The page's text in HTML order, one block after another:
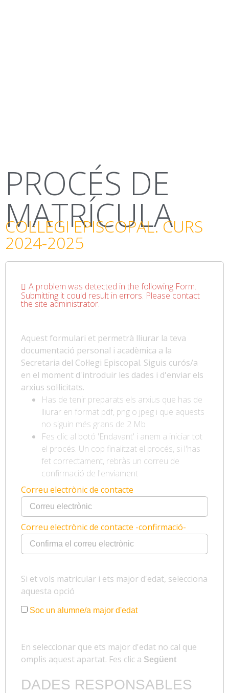
PROCÉS DE
MATRÍCULA
COL·LEGI EPISCOPAL. CURS
2024-2025
A problem was detected in the following Form.
Submitting it could result in errors. Please contact
the site administrator.
Aquest formulari et permetrà lliurar la teva
documentació personal i acadèmica a la
Secretaria del Col·legi Episcopal. Siguis curós/a
en el moment d'introduir les dades i d'enviar els
arxius sol·licitats.
Has de tenir preparats els arxius que has de
lliurar en format pdf, png o jpeg i que aquests
no siguin més grans de 2 Mb
Fes clic al botó 'Endavant' i anem a iniciar tot
el procés. Un cop finalitzat el procés, si l'has
fet correctament, rebràs un correu de
confirmació de l'enviament
Correu electrònic de contacte
Correu electrònic de contacte -confirmació-
Si et vols matricular i ets major d'edat, selecciona
aquesta opció
Soc un alumne/a major d'edat
En seleccionar que ets major d'edat no cal que
omplis aquest apartat. Fes clic a Següent
DADES RESPONSABLES